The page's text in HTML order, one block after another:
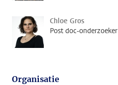
Chloe Gros
Post doc-onderzoeker
Organisatie